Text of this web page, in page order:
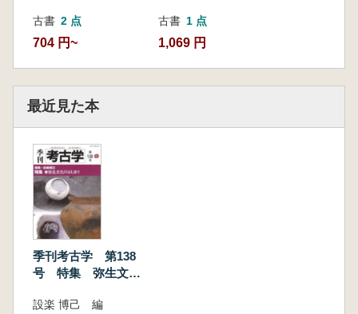
古書 2 点
704 円~
古書 1 点
1,069 円
最近見た本
季刊考古学 第138
号 特集 弥生文化
設楽 博己 編